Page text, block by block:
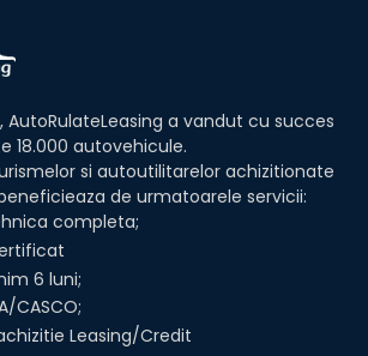
AutoRulateLeasing a vandut cu succes
18.000 autovehicule.
si autoutilitarelor achizitionate
de urmatoarele servicii:
completa;
6 luni;
CASCO;
Leasing/Credit